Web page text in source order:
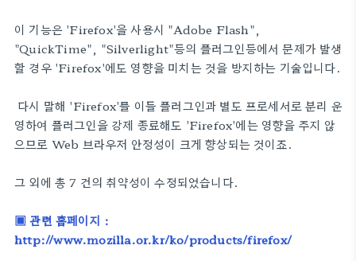
이 기능은 'Firefox'을 사용시 "Adobe Flash",
"QuickTime", "Silverlight"등의 플러그인등에서 문제가 발생
할 경우 'Firefox'에도 영향을 미치는 것을 방지하는 기술입니다.
다시 말해 'Firefox'를 이들 플러그인과 별도 프로세서로 분리 운
영하여 플러그인을 강제 종료해도 'Firefox'에는 영향을 주지 않
으므로 Web 브라우저 안정성이 크게 향상되는 것이죠.
그 외에 총 7 건의 취약성이 수정되었습니다.
▣ 관련 홈페이지 :
http://www.mozilla.or.kr/ko/products/firefox/